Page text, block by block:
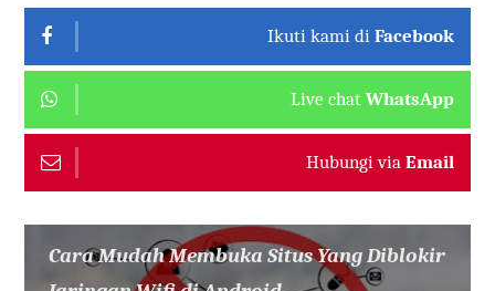
Ikuti kami di Facebook
Live chat WhatsApp
Hubungi via Email
Cara Mudah Membuka Situs Yang Diblokir